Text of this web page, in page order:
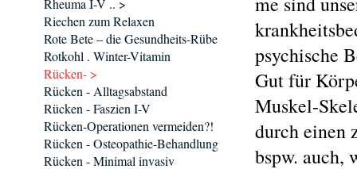
psychische
Gut für
Muskel-
durch einen
bspw. auch,
Rheuma I-V .. >
Riechen zum Relaxen
Rote Bete – die Gesundheits-Rübe
Rotkohl . Winter-Vitamin
Rücken- >
Rücken - Alltagsabstand
Rücken - Faszien I-V
Rücken-Operationen vermeiden?!
Rücken - Osteopathie-Behandlung
Rücken - Minimal invasiv